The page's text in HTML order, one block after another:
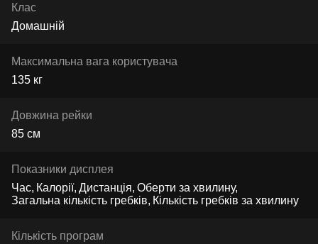
Клас
Домашній
Максимальна вага користувача
135 кг
Довжина рейки
85 см
Показники дисплея
Час Калорії Дистанція Оберти за хвилину
Загальна кількість гребків Кількість гребків за хвилину
Кількість програм